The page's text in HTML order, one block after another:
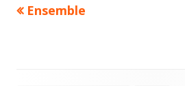
投前
Ensemble